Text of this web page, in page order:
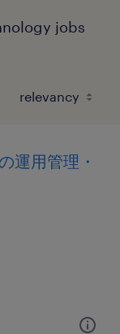
jobs
運用管理・